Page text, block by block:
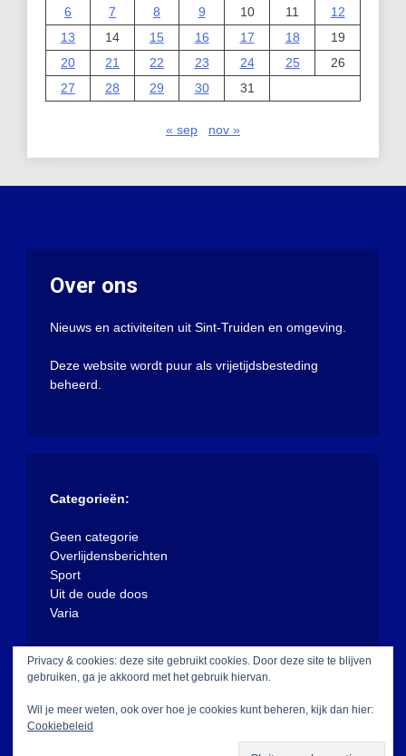
6
7 8 9 10 11
12
13
14 15 16 17 18
19
20
21 22 23 24 25
26
27
28 29 30 31
« sep nov »
Over ons
Nieuws en activiteiten uit Sint-Truiden en omgeving.
Deze website wordt puur als vrijetijdsbesteding
beheerd.
Categorieën:
Geen categorie
Overlijdensberichten
Sport
Uit de oude doos
Varia
Privacy & cookies: deze site gebruikt cookies. Door deze site te blijven
gebruiken, ga je akkoord met het gebruik hiervan.
Wil je meer weten, ook over hoe je cookies kunt beheren, kijk dan hier:
Cookiebeleid